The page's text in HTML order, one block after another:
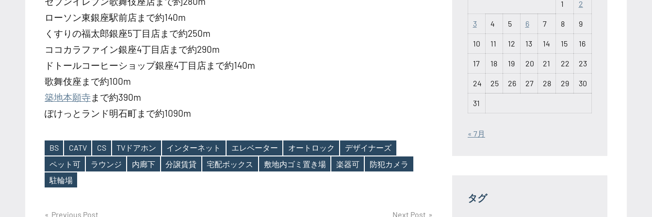
ローソン東銀座駅前店まで約140m
くすりの福太郎銀座5丁目店まで約250m
ココカラファイン銀座4丁目店まで約290m
ドトールコーヒーショップ銀座4丁目店まで約140m
歌舞伎座まで約100m
築地本願寺まで約390m
ぽけっとランド明石町まで約1090m
Tags
BS CATV CS TVドアホン インターネット エレベーター オートロック
デザイナーズ
ペット可
ラウンジ 内廊下 分譲賃貸 宅配ボックス 敷地内ゴミ置き場 楽器可
防犯カメラ
駐輪場
Previous Post Next Post
1 2
3 4 5 6 7 8 9
10 11 12 13 14 15 16
17 18 19 20 21 22 23
24 25 26 27 28 29 30
31
« 7月
タグ